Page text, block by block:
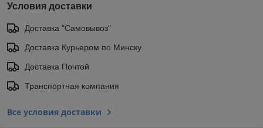
Условия доставки
Доставка "Самовывоз"
Доставка Курьером по Минску
Доставка Почтой
Транспортная компания
Все условия доставки